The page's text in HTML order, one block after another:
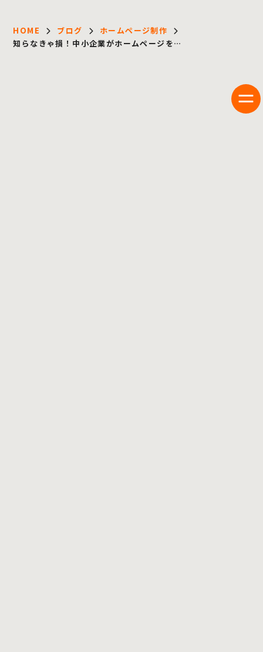
HOME ブログ
ホームページ制作
知らなきゃ損！中小企業がホームページを…